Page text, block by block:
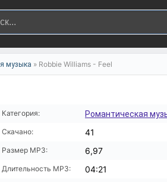
музыка » Robbie Williams - Feel
Категория: Романтическая
Скачано: 41
Размер MP3: 6,97
Длительность MP3: 04:21